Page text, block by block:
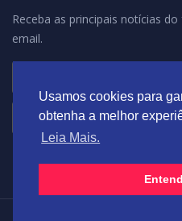
Usamos cookies para
obtenha a melhor
Leia Mais.
Receba as principais notícias
email.